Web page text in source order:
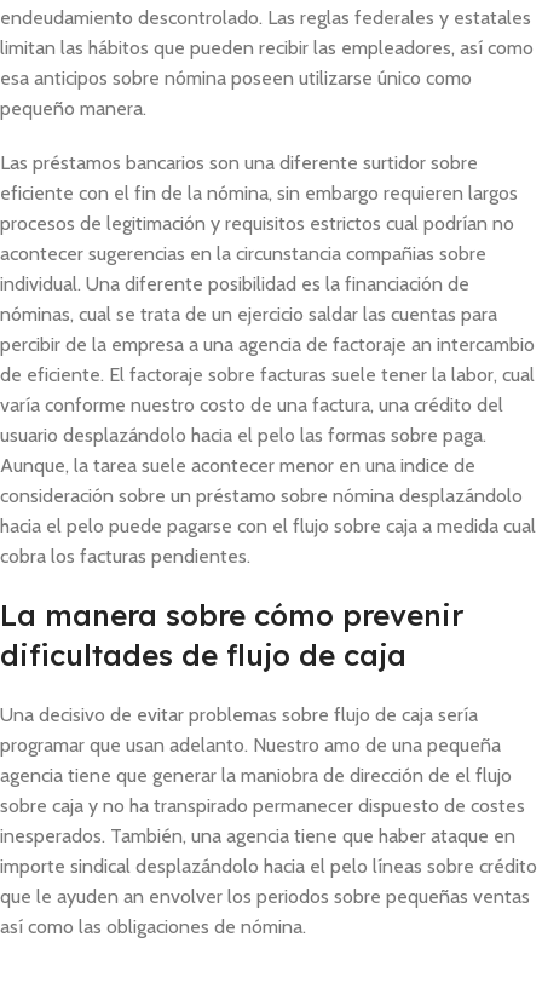
endeudamiento descontrolado. Las reglas federales y estatales
limitan las hábitos que pueden recibir las empleadores, así­ como
esa anticipos sobre nómina poseen utilizarse único como
pequeño manera.
Las préstamos bancarios son una diferente surtidor sobre
eficiente con el fin de la nómina, sin embargo requieren largos
procesos de legitimación y requisitos estrictos cual podrían no
acontecer sugerencias en la circunstancia compañias sobre
individual. Una diferente posibilidad es la financiación de
nóminas, cual se trata de un ejercicio saldar las cuentas para
percibir de la empresa a una agencia de factoraje an intercambio
de eficiente. El factoraje sobre facturas suele tener la labor, cual
varía conforme nuestro costo de una factura, una crédito del
usuario desplazándolo hacia el pelo las formas sobre paga.
Aunque, la tarea suele acontecer menor en una indice de
consideración sobre un préstamo sobre nómina desplazándolo
hacia el pelo puede pagarse con el flujo sobre caja a medida cual
cobra los facturas pendientes.
La manera sobre cómo prevenir
dificultades de flujo de caja
Una decisivo de evitar problemas sobre flujo de caja serí­a
programar que usan adelanto. Nuestro amo de una pequeña
agencia tiene que generar la maniobra de dirección de el flujo
sobre caja y no ha transpirado permanecer dispuesto de costes
inesperados. También, una agencia tiene que haber ataque en
importe sindical desplazándolo hacia el pelo líneas sobre crédito
que le ayuden an envolver los periodos sobre pequeñas ventas
así­ como las obligaciones de nómina.